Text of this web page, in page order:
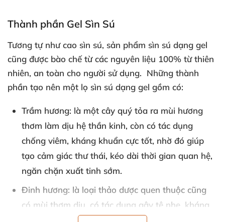
Thành phần Gel Sìn Sú
Tương tự như cao sìn sú, sản phẩm sìn sú dạng gel
cũng được bào chế từcác nguyên liệu 100% từ thiên
nhiên, an toàn cho người sử dụng. Những thành
phần tạo nên một lọ sìn sú dạng gel gồm có:
Trầm hương: là một cây quý tỏa ra mùi hương
thơm làm dịu hệ thần kinh, còn có tác dụng
chống viêm, kháng khuẩn cực tốt, nhờ đó giúp
tạo cảm giác thư thái, kéo dài thời gian quan hệ,
ngăn chặn xuất tinh sớm.
Đinh hương: là loại thảo dược quen thuộc cũng
có mùi thơm dịu , có tác dụng gây tê nhẹ , kháng
, giảm căng thẳng , giảm đau rát trong